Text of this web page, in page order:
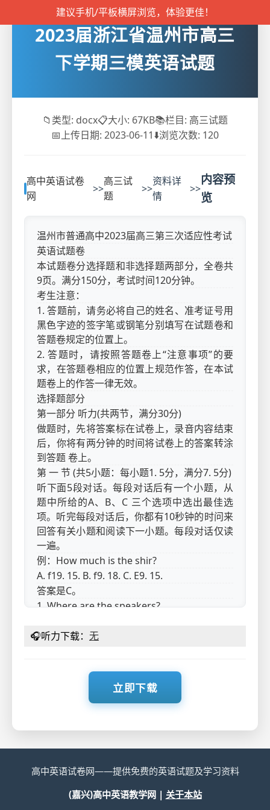
建议手机/平板横屏浏览，体验更佳！
2023届浙江省温州市高三
下学期三模英语试题
📁 类型: docx📋大小: 67KB📚栏目: 高三试题
📅上传日期: 2023-06-11⬇️浏览次数: 120
高中英语试卷
网
>>
高三试
题
>>
资料详
情
>>
内容预
览
温州市普通高中2023届高三第三次适应性考试
英语试题卷
本试题卷分选择题和非选择题两部分，全卷共
9页。满分150分，考试时间120分钟。
考生注意：
1. 答题前，请务必将自己的姓名、准考证号用
黑色字迹的签字笔或钢笔分别填写在试题卷和
答题卷规定的位置上。
2. 答题时，请按照答题卷上“注意事项”的要
求，在答题卷相应的位置上规范作答，在本试
题卷上的作答一律无效。
选择题部分
第一部分 听力(共两节，满分30分)
做题时，先将答案标在试卷上，录音内容结束
后，你将有两分钟的时间将试卷上的答案转涂
到答题 卷上。
第 一 节 (共5小题：每小题1. 5分，满分7. 5分)
听下面5段对话。每段对话后有一个小题，从
题中所给的A、B、C 三个选项中选出最佳选
项。听完每段对话后，你都有10秒钟的时问来
回答有关小题和阅读下一小题。每段对话仅读
一遍。
例：How much is the shir?
A. f19. 15. B. f9. 18. C. E9. 15.
答案是C。
1. Where are the speakers?
2. What does the woman think of the
3. What are the speakers going to do?
A. Cover an event. B. Have a break. C.
Continue the meeting.
A. Repairing his laptop. B. Trying on a new
第二节(共15小题：每小题1. 5分，满分22. 5
🎧听力下载： 无
立即下载
高中英语试卷网——提供免费的英语试题及学习资料
(嘉兴)高中英语教学网 | 关于本站